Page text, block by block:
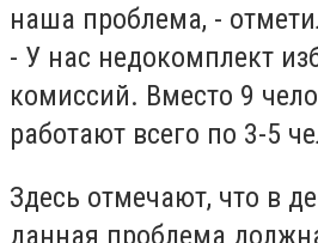
наша проблема, -
- У нас недокомплект
комиссий. Вместо 9
работают всего по 3-5
Здесь отмечают, что в
данная проблема